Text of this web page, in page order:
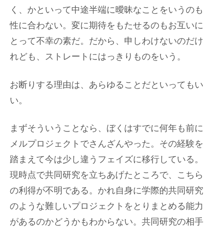
く、かといって中途半端に曖昧なことをいうのも
性に合わない。変に期待をもたせるのもお互いに
とって不幸の素だ。だから、申しわけないのだけ
れども、ストレートにはっきりものをいう。
お断りする理由は、あらゆることだといってもい
い。
まずそういうことなら、ぼくはすでに何年も前に
メルプロジェクトでさんざんやった。その経験を
踏まえて今は少し違うフェイズに移行している。
現時点で共同研究を立ちあげたところで、こちら
の利得が不明である。かれ自身に学際的共同研究
のような難しいプロジェクトをとりまとめる能力
があるのかどうかもわからない。共同研究の相手